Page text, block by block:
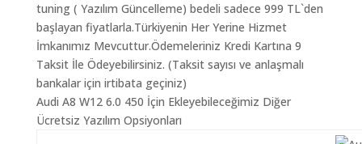
tuning ( Yazılım Güncelleme) bedeli sadece 999 TL`den
başlayan fiyatlarla.Türkiyenin Her Yerine Hizmet
İmkanımız Mevcuttur.Ödemeleriniz Kredi Kartına 9
Taksit İle Ödeyebilirsiniz. (Taksit sayısı ve anlaşmalı
bankalar için irtibata geçiniz)
Audi A8 W12 6.0 450 İçin Ekleyebileceğimiz Diğer
Ücretsiz Yazılım Opsiyonları